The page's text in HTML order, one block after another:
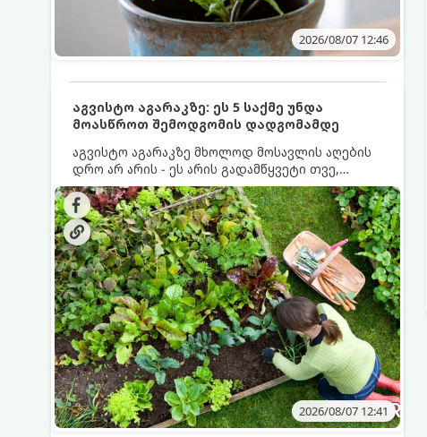
2026/08/07 12:46
აგვისტო აგარაკზე: ეს 5 საქმე უნდა
მოასწროთ შემოდგომის დადგომამდე
აგვისტო აგარაკზე მხოლოდ მოსავლის აღების
დრო არ არის - ეს არის გადამწყვეტი თვე,
როდესაც საფუძველი ეყრება მომავალი წლის
მოსავალს და ბაღი მზადდება შემოდგომა-
ზამთრის სეზონისთვის. იმისათვის, რომ
ნიადაგმა ენერგია აღიდგინოს, ხოლო
მცენარეებმა ზამთარს გაუძლონ, აგვისტოს
ბოლომდე 5 მნიშვნელოვანი საქმის გაკეთება
უნდა მოასწროთ:
2026/08/07 12:41